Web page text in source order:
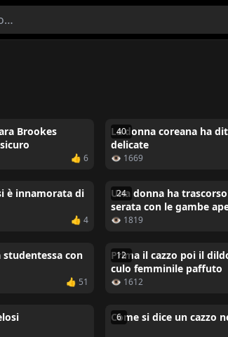
Brookes
👍 6
40
La donna coreana ha
delicate
👁 1669
è innamorata di
👍 4
24
Una donna ha
serata con le gambe
attesa che il marito la
👁 1819
con
👍 51
12
Prima il cazzo poi il
culo femminile paffuto
👁 1612
6
Come si dice un cazzo